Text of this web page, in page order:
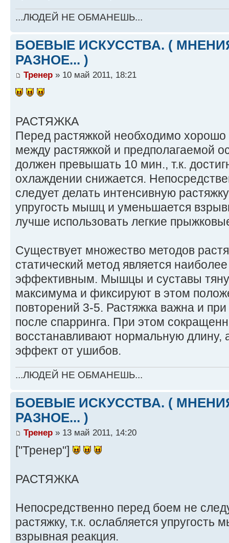
...ЛЮДЕЙ НЕ ОБМАНЕШЬ...
БОЕВЫЕ ИСКУССТВА. (
РАЗНОЕ... )
Тренер » 10 май 2011, 18:21
РАСТЯЖКА
Перед растяжкой необходимо хорошо
между растяжкой и предполагаемой
должен превышать 10 мин., т.к.
охлаждении снижается.
следует делать интенсивную
упругость мышц и уменьшается
лучше использовать легкие
Существует множество методов
статический метод является
эффективным. Мышцы и суставы
максимума и фиксируют в этом
повторений 3-5. Растяжка важна и
после спарринга. При этом
восстанавливают нормальную длину,
эффект от ушибов.
...ЛЮДЕЙ НЕ ОБМАНЕШЬ...
БОЕВЫЕ ИСКУССТВА. (
РАЗНОЕ... )
Тренер » 13 май 2011, 14:20
["Тренер"]
РАСТЯЖКА
Непосредственно перед боем не
растяжку, т.к. ослабляется
взрывная реакция.